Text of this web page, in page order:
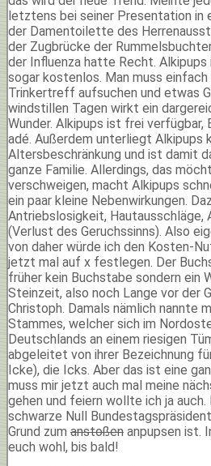
letztens bei seiner Presentation in
der Damentoilette des
der Zugbrücke der
der Influenza hatte Recht.
sogar kostenlos. Man muss
Trinkertreff aufsuchen und etwas
windstillen Tagen wirkt ein
Wunder. Alkipups ist frei
adé. Außerdem unterliegt Alkipups
Altersbeschränkung und ist damit
ganze Familie. Allerdings, das
verschweigen, macht Alkipups
ein paar kleine Nebenwirkungen.
Antriebslosigkeit, Hautausschläge,
(Verlust des Geruchssinns). Also
von daher würde ich den Kosten-
jetzt mal auf x festlegen. Der
früher kein Buchstabe sondern ein
Steinzeit, also noch Lange vor der
Christoph. Damals nämlich nannte
Stammes, welcher sich im
Deutschlands an einem riesigen
abgeleitet von ihrer Bezeichnung
Icke), die Icks. Aber das ist eine
muss mir jetzt auch mal meine
gehen und feiern wollte ich ja auch.
schwarze Null
Grund zum anstoßen anpupsen ist.
euch wohl, bis bald!